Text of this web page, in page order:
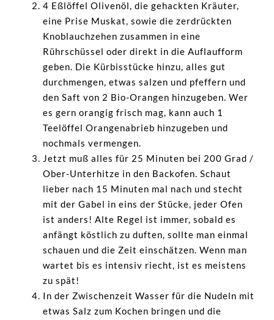
4 Eßlöffel Olivenöl, die gehackten Kräuter,
eine Prise Muskat, sowie die zerdrückten
Knoblauchzehen zusammen in eine
Rührschüssel oder direkt in die Auflaufform
geben. Die Kürbisstücke hinzu, alles gut
durchmengen, etwas salzen und pfeffern und
den Saft von 2 Bio-Orangen hinzugeben. Wer
es gern orangig frisch mag, kann auch 1
Teelöffel Orangenabrieb hinzugeben und
nochmals vermengen.
Jetzt muß alles für 25 Minuten bei 200 Grad /
Ober-Unterhitze in den Backofen. Schaut
lieber nach 15 Minuten mal nach und stecht
mit der Gabel in eins der Stücke, jeder Ofen
ist anders! Alte Regel ist immer, sobald es
anfängt köstlich zu duften, sollte man einmal
schauen und die Zeit einschätzen. Wenn man
wartet bis es intensiv riecht, ist es meistens
zu spät!
In der Zwischenzeit Wasser für die Nudeln mit
etwas Salz zum Kochen bringen und die